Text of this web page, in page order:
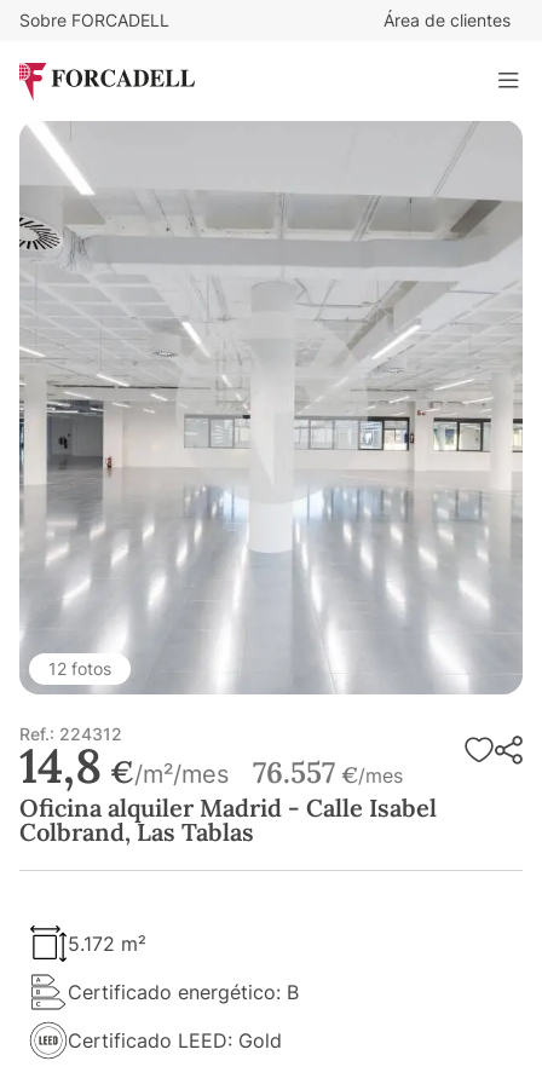
Sobre FORCADELL Área de clientes
Oficina alquiler Madrid - Calle Isabel Colbrand, Las Tablas
5.172 m²
12 fotos
Ref.: 224312
14,8 €/m²/mes 76.557 €/mes
Oficina alquiler Madrid - Calle Isabel
Colbrand, Las Tablas
5.172 m²
Certificado energético: B
Certificado LEED: Gold